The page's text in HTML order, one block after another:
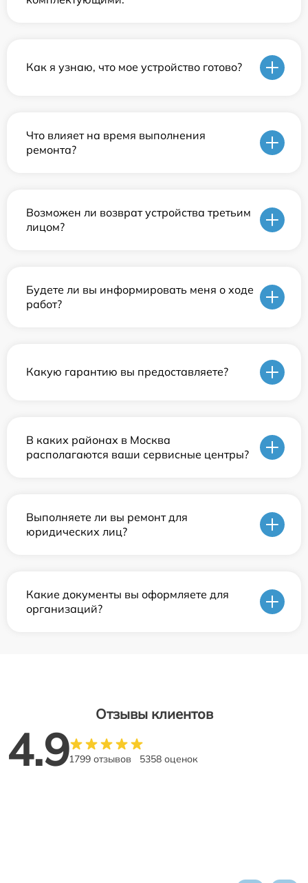
Как я узнаю, что мое устройство готово?
Что влияет на время выполнения
ремонта?
Возможен ли возврат устройства третьим
лицом?
Будете ли вы информировать меня о ходе
работ?
Какую гарантию вы предоставляете?
В каких районах в Москва
располагаются ваши сервисные центры?
Выполняете ли вы ремонт для
юридических лиц?
Какие документы вы оформляете для
организаций?
Отзывы клиентов
4.91799 отзывов 5358 оценок